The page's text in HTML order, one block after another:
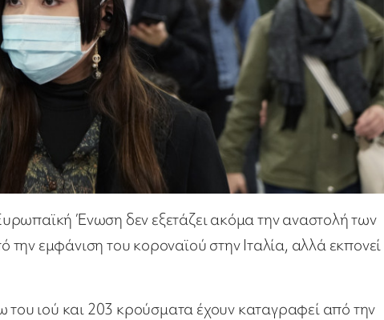
Ένωση δεν εξετάζει ακόμα την αναστολή των
την εμφάνιση του κοροναϊού στην Ιταλία, αλλά εκπονεί
ιού και 203 κρούσματα έχουν καταγραφεί από την